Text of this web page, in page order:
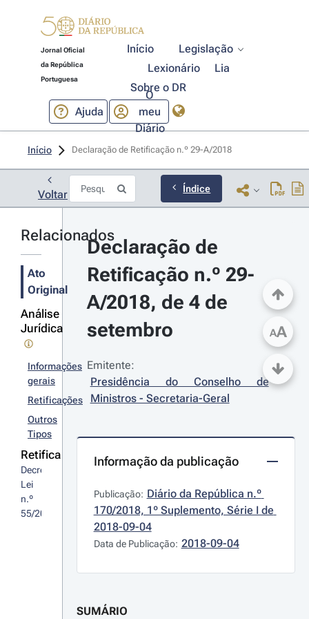
Jornal Oficial
da República
Portuguesa
Início
Legislação
Lexionário
Lia
Sobre o DR
Ajuda
O
meu
Diário
Início Declaração de Retificação n.º 29-A/2018
Voltar Índice
Relacionados
Ato
Original
Análise
Jurídica
Informações
gerais
Retificações
Outros
Tipos
Retifica
Decreto-
Lei
n.º
55/2018
Declaração de
Retificação n.º 29-
A/2018, de 4 de
setembro
Emitente:
Presidência do Conselho de
Ministros - Secretaria-Geral
Informação da publicação
Publicação: Diário da República n.º
170/2018, 1º Suplemento, Série I de
2018-09-04
Data de Publicação: 2018-09-04
SUMÁRIO
AA